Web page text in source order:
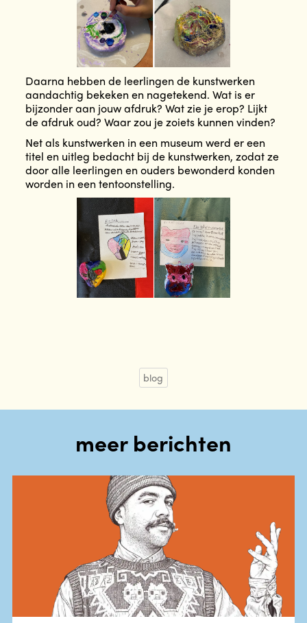
Daarna hebben de leerlingen de kunstwerken
aandachtig bekeken en nagetekend. Wat is er
bijzonder aan jouw afdruk? Wat zie je erop? Lijkt
de afdruk oud? Waar zou je zoiets kunnen vinden?
Net als kunstwerken in een museum werd er een
titel en uitleg bedacht bij de kunstwerken, zodat ze
door alle leerlingen en ouders bewonderd konden
worden in een tentoonstelling.
blog
meer berichten